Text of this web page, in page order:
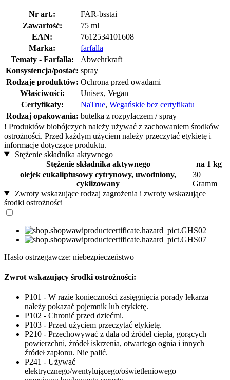
Nr art.:
FAR-bsstai
Zawartość:
75 ml
EAN:
7612534101608
Marka:
farfalla
Tematy - Farfalla:
Abwehrkraft
Konsystencja/postać: spray
Rodzaje produktów: Ochrona przed owadami
Właściwości:
Unisex, Vegan
Certyfikaty:
NaTrue, Wegańskie bez certyfikatu
Rodzaj opakowania: butelka z rozpylaczem / spray
! Produktów biobójczych należy używać z zachowaniem środków
ostrożności. Przed każdym użyciem należy przeczytać etykietę i
informacje dotyczące produktu.
Stężenie składnika aktywnego
Stężenie składnika aktywnego
na 1 kg
olejek eukaliptusowy cytrynowy, uwodniony,
cyklizowany
30
Gramm
Zwroty wskazujące rodzaj zagrożenia i zwroty wskazujące
środki ostrożności
Hasło ostrzegawcze: niebezpieczeństwo
Zwrot wskazujący środki ostrożności:
P101 - W razie konieczności zasięgnięcia porady lekarza
należy pokazać pojemnik lub etykietę.
P102 - Chronić przed dziećmi.
P103 - Przed użyciem przeczytać etykietę.
P210 - Przechowywać z dala od źródeł ciepła, gorących
powierzchni, źródeł iskrzenia, otwartego ognia i innych
źródeł zapłonu. Nie palić.
P241 - Używać
elektrycznego/wentylującego/oświetleniowego